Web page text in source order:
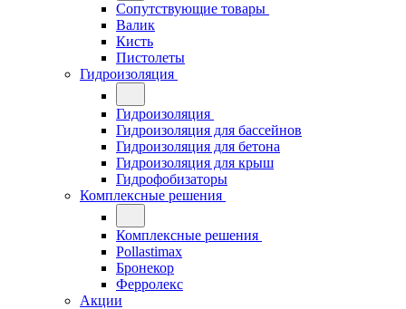
Сопутствующие товары
Валик
Кисть
Пистолеты
Гидроизоляция
Гидроизоляция
Гидроизоляция для бассейнов
Гидроизоляция для бетона
Гидроизоляция для крыш
Гидрофобизаторы
Комплексные решения
Комплексные решения
Pollastimax
Бронекор
Ферролекс
Акции